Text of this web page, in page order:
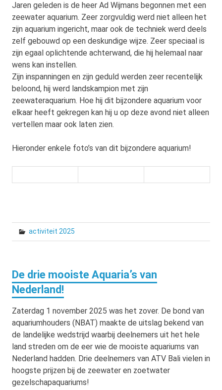
Jaren geleden is de heer Ad Wijmans begonnen met een
zeewater aquarium. Zeer zorgvuldig werd niet alleen het
zijn aquarium ingericht, maar ook de techniek werd deels
zelf gebouwd op een deskundige wijze. Zeer speciaal is
zijn egaal oplichtende achterwand, die hij helemaal naar
wens kan instellen.
Zijn inspanningen en zijn geduld werden zeer recentelijk
beloond, hij werd landskampion met zijn
zeewateraquarium. Hoe hij dit bijzondere aquarium voor
elkaar heeft gekregen kan hij u op deze avond niet alleen
vertellen maar ook laten zien.
Hieronder enkele foto’s van dit bijzondere aquarium!
activiteit 2025
De drie mooiste Aquaria’s van
Nederland!
Zaterdag 1 november 2025 was het zover. De bond van
aquariumhouders (NBAT) maakte de uitslag bekend van
de landelijke wedstrijd waarbij deelnemers uit het hele
land streden om de eer wie de mooiste aquariums van
Nederland hadden. Drie deelnemers van ATV Bali vielen in
hoogste prijzen bij de zeewater en zoetwater
gezelschapaquariums!